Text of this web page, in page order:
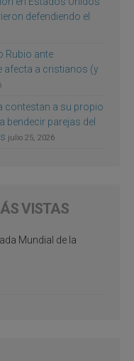
defendiendo el
Rubio ante
afecta a cristianos (y
contestan a su propio
bendecir parejas del
julio 25, 2026
VISTAS
Mundial de la